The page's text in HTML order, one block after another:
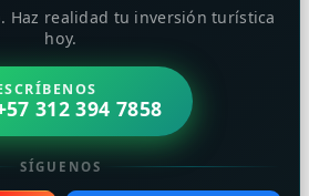
Haz realidad tu inversión turística
hoy.
312 394 7858
SÍGUENOS